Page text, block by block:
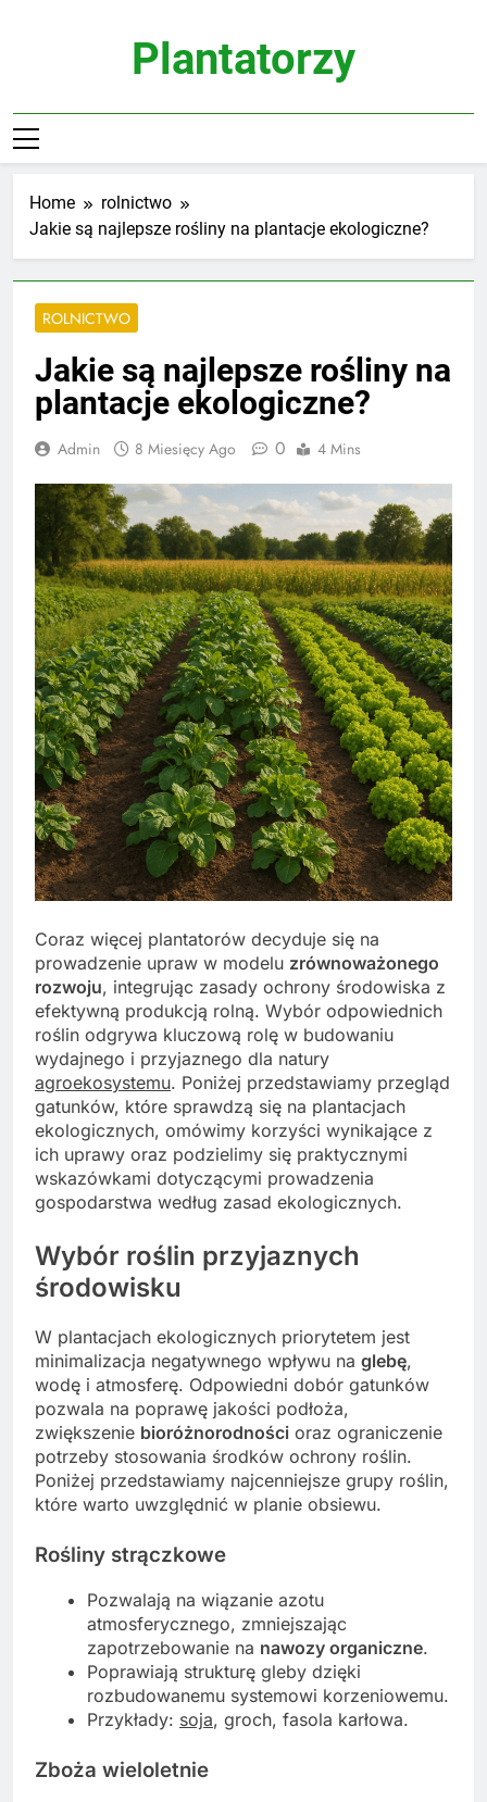
Plantatorzy
Home
rolnictwo
Jakie są najlepsze rośliny na plantacje ekologiczne?
ROLNICTWO
Jakie są najlepsze rośliny na
plantacje ekologiczne?
Admin 8 Miesięcy Ago 0 4 Mins
Coraz więcej plantatorów decyduje się na
prowadzenie upraw w modelu zrównoważonego
rozwoju, integrując zasady ochrony środowiska z
efektywną produkcją rolną. Wybór odpowiednich
roślin odgrywa kluczową rolę w budowaniu
wydajnego i przyjaznego dla natury
agroekosystemu. Poniżej przedstawiamy przegląd
gatunków, które sprawdzą się na plantacjach
ekologicznych, omówimy korzyści wynikające z
ich uprawy oraz podzielimy się praktycznymi
wskazówkami dotyczącymi prowadzenia
gospodarstwa według zasad ekologicznych.
Wybór roślin przyjaznych
środowisku
W plantacjach ekologicznych priorytetem jest
minimalizacja negatywnego wpływu na glebę,
wodę i atmosferę. Odpowiedni dobór gatunków
pozwala na poprawę jakości podłoża,
zwiększenie bioróżnorodności oraz ograniczenie
potrzeby stosowania środków ochrony roślin.
Poniżej przedstawiamy najcenniejsze grupy roślin,
które warto uwzględnić w planie obsiewu.
Rośliny strączkowe
Pozwalają na wiązanie azotu
atmosferycznego, zmniejszając
zapotrzebowanie na nawozy organiczne.
Poprawiają strukturę gleby dzięki
rozbudowanemu systemowi korzeniowemu.
Przykłady: soja, groch, fasola karłowa.
Zboża wieloletnie